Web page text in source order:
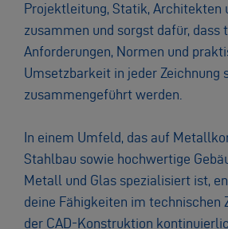
Projektleitung, Statik, Architekten
zusammen und sorgst dafür, dass
Anforderungen, Normen und
Umsetzbarkeit in jeder Zeichnung
zusammengeführt werden.
In einem Umfeld, das auf
Stahlbau sowie hochwertige
Metall und Glas spezialisiert ist,
deine Fähigkeiten im technischen
der CAD-Konstruktion